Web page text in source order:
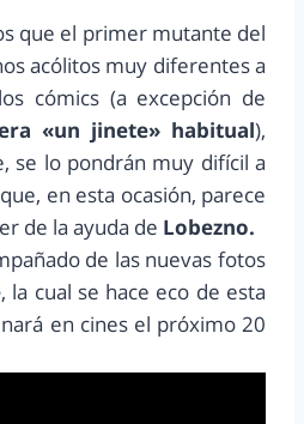
que el primer mutante del
acólitos muy diferentes a
cómics (a excepción de
«un jinete» habitual),
se lo pondrán muy difícil a
que, en esta ocasión, parece
de la ayuda de Lobezno.
de las nuevas fotos
, la cual se hace eco de esta
en cines el próximo 20